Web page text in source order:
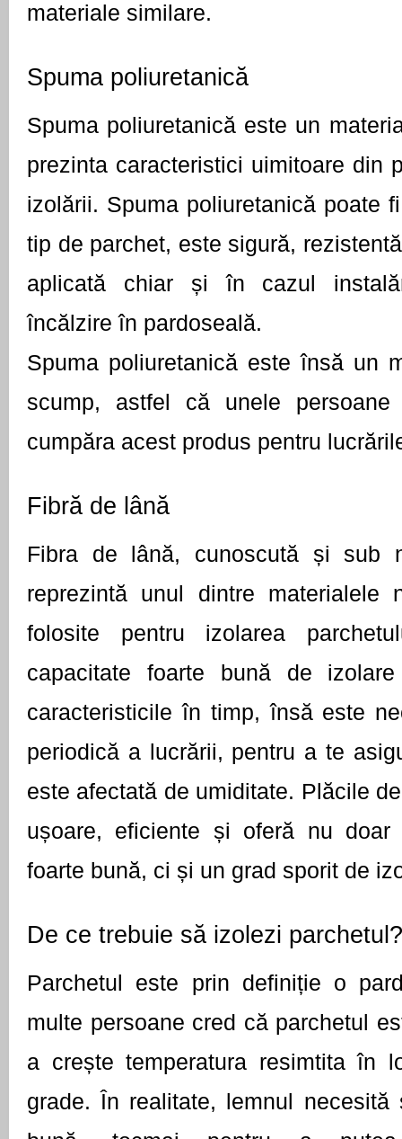
materiale similare.
Spuma poliuretanică
Spuma poliuretanică este un
prezinta caracteristici uimitoare din
izolării. Spuma poliuretanică poate
tip de parchet, este sigură,
aplicată chiar și în cazul
încălzire în pardoseală.
Spuma poliuretanică este însă un
scump, astfel că unele
cumpăra acest produs pentru
Fibră de lână
Fibra de lână, cunoscută și sub
reprezintă unul dintre materialele
folosite pentru izolarea
capacitate foarte bună de
caracteristicile în timp, însă este
periodică a lucrării, pentru a te
este afectată de umiditate. Plăcile
ușoare, eficiente și oferă nu doar
foarte bună, ci și un grad sporit de
De ce trebuie să izolezi parchetul?
Parchetul este prin definiție o
multe persoane cred că parchetul
a crește temperatura resimtita în
grade. În realitate, lemnul